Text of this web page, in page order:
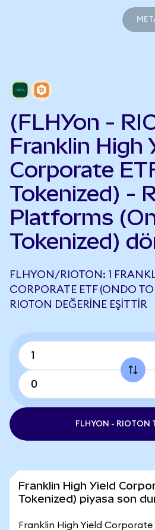
(FLHYon -
Franklin High
Corporate
Tokenized) -
Platforms
Tokenized)
FLHYON/RIOTON: 1
CORPORATE ETF (ONDO
RIOTON DEĞERINE EŞITTIR
FLHYON - RIOTON
Franklin High Yield
Tokenized) piyasa son
Franklin High Yield Corporate